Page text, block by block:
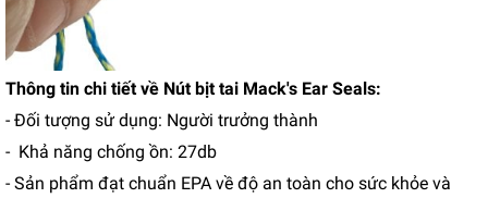
Thông tin chi tiết về Nút bịt tai Mack's Ear Seals:
- Đối tượng sử dụng: Người trưởng thành
- Khả năng chống ồn: 27db
- Sản phẩm đạt chuẩn EPA về độ an toàn cho sức khỏe và